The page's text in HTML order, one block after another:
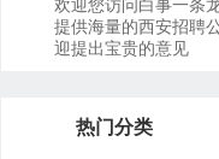
欢迎您访问白事一条
提供海量的西安招聘
迎提出宝贵的意见
热门分类